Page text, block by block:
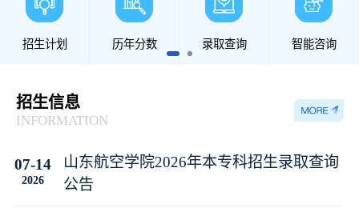
招生计划 历年分数 录取查询 智能咨询
招生信息
INFORMATION
07-14
2026
山东航空学院2026年本专科招生录取查询
公告